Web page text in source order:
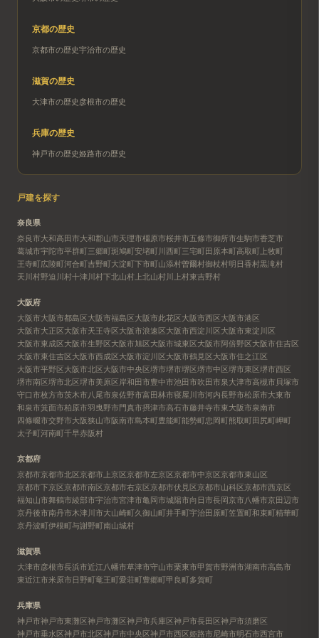
京都の歴史
京都市の歴史宇治市の歴史
滋賀の歴史
大津市の歴史 彦根市の歴史
兵庫の歴史
神戸市の歴史姫路市の歴史
戸建を探す
奈良県
奈良市大和高田市大和郡山市天理市橿原市桜井市五條市御所市生駒市香芝市
葛城市宇陀市平群町三郷町斑鳩町安堵町川西町三宅町田原本町高取町 上牧町
王寺町広陵町河合町吉野町大淀町下市町山添村曽爾村御杖村明日香村黒滝村
天川村野迫川村十津川村下北山村 上北山村川上村東吉野村
大阪府
大阪市大阪市都島区大阪市福島区大阪市此花区大阪市西区大阪市港区
大阪市大正区大阪市天王寺区大阪市浪速区大阪市西淀川区大阪市東淀川区
大阪市東成区大阪市生野区大阪市旭区大阪市城東区大阪市阿倍野区大阪市住吉区
大阪市東住吉区大阪市西成区大阪市淀川区大阪市鶴見区大阪市住之江区
大阪市平野区大阪市北区大阪市中央区堺市堺市堺区堺市中区堺市東区堺市西区
堺市南区堺市北区堺市美原区岸和田市豊中市池田市吹田市泉大津市高槻市 貝塚市
守口市枚方市茨木市八尾市泉佐野市富田林市寝屋川市河内長野市松原市大東市
和泉市箕面市柏原市羽曳野市門真市摂津市高石市藤井寺市東大阪市泉南市
四條畷市交野市大阪狭山市阪南市島本町豊能町能勢町忠岡町熊取町田尻町岬町
太子町河南町千早赤阪村
京都府
京都市京都市北区京都市上京区京都市左京区京都市中京区京都市東山区
京都市下京区京都市南区京都市右京区京都市伏見区京都市山科区京都市西京区
福知山市舞鶴市綾部市宇治市宮津市亀岡市城陽市向日市長岡京市八幡市京田辺市
京丹後市南丹市木津川市大山崎町久御山町井手町宇治田原町笠置町和束町精華町
京丹波町伊根町与謝野町南山城村
滋賀県
大津市彦根市長浜市近江八幡市草津市守山市栗東市甲賀市野洲市湖南市高島市
東近江市米原市日野町竜王町愛荘町豊郷町甲良町多賀町
兵庫県
神戸市神戸市東灘区神戸市灘区神戸市兵庫区神戸市長田区神戸市須磨区
神戸市垂水区神戸市北区神戸市中央区神戸市西区姫路市尼崎市明石市西宮市